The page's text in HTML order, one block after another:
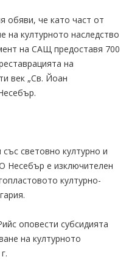
обяви, че като част от
на културното наследство
на САЩ предоставя 700
на
век „Св. Йоан
световно културно и
Несебър e изключителен
културно-
оповести субсидията
на културното